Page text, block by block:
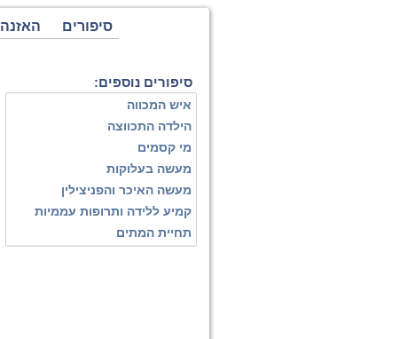
סיפורים האזנה
סיפורים נוספים:
איש המכווה
הילדה התכווצה
מי קסמים
מעשה בעלוקות
מעשה האיכר והפניצילין
קמיע ללידה ותרופות עממיות
תחיית המתים